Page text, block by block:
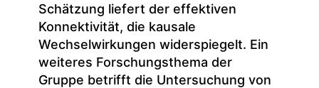
Schätzung liefert der effektiven
Konnektivität, die kausale
Wechselwirkungen widerspiegelt. Ein
weiteres Forschungsthema der
Gruppe betrifft die Untersuchung von